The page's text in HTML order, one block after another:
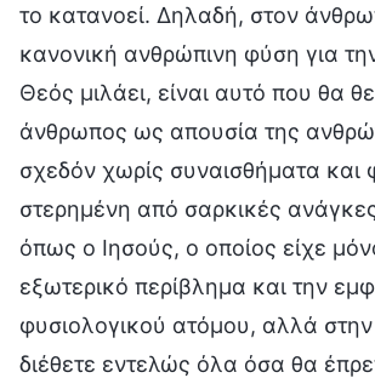
το κατανοεί. Δηλαδή, στον
κανονική ανθρώπινη φύση για
Θεός μιλάει, είναι αυτό που θα
άνθρωπος ως απουσία της
σχεδόν χωρίς συναισθήματα και
στερημένη από σαρκικές
όπως ο Ιησούς, ο οποίος είχε
εξωτερικό περίβλημα και την
φυσιολογικού ατόμου, αλλά
διέθετε εντελώς όλα όσα θα